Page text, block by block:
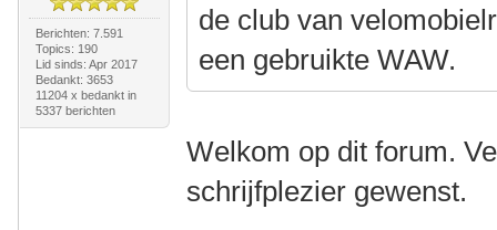
Berichten: 7.591
Topics: 190
Lid sinds: Apr 2017
Bedankt: 3653
11204 x bedankt in
5337 berichten
de club van
een gebruikte WAW.
Welkom op dit forum.
schrijfplezier gewenst.